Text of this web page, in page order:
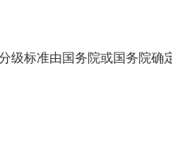
标准由国务院或国务院确